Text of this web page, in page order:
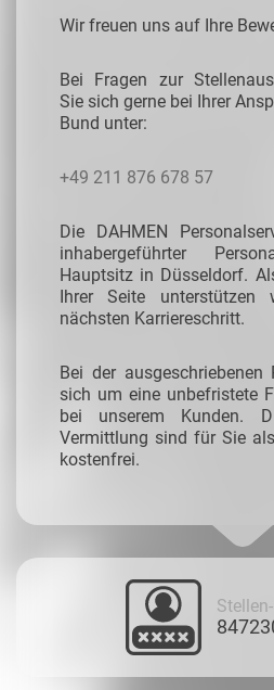
Wir freuen uns auf Ihre
Bei Fragen zur
Sie sich gerne bei Ihrer
Bund unter:
+49 211 876 678 57
Die DAHMEN
inhabergeführter
Hauptsitz in Düsseldorf.
Ihrer Seite
nächsten Karriereschritt.
Bei der
sich um eine unbefristete
bei unserem Kunden.
Vermittlung sind für Sie
kostenfrei.